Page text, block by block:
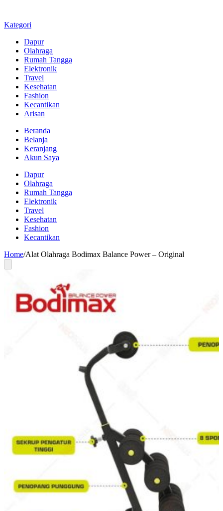
Kategori
Dapur
Olahraga
Rumah Tangga
Elektronik
Travel
Kesehatan
Fashion
Kecantikan
Arisan
Beranda
Belanja
Keranjang
Akun Saya
Dapur
Olahraga
Rumah Tangga
Elektronik
Travel
Kesehatan
Fashion
Kecantikan
Home/Alat Olahraga Bodimax Balance Power – Original